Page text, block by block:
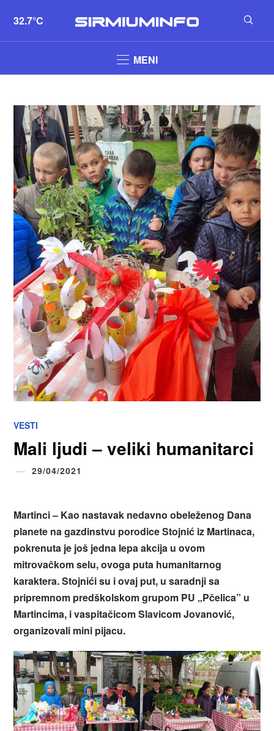
32.7°C
MENI
VESTI
Mali ljudi – veliki humanitarci
29/04/2021
Martinci – Kao nastavak nedavno obeleženog Dana
planete na gazdinstvu porodice Stojnić iz Martinaca,
pokrenuta je još jedna lepa akcija u ovom
mitrovačkom selu, ovoga puta humanitarnog
karaktera. Stojnići su i ovaj put, u saradnji sa
pripremnom predškolskom grupom PU „Pčelica” u
Martincima, i vaspitačicom Slavicom Jovanović,
organizovali mini pijacu.